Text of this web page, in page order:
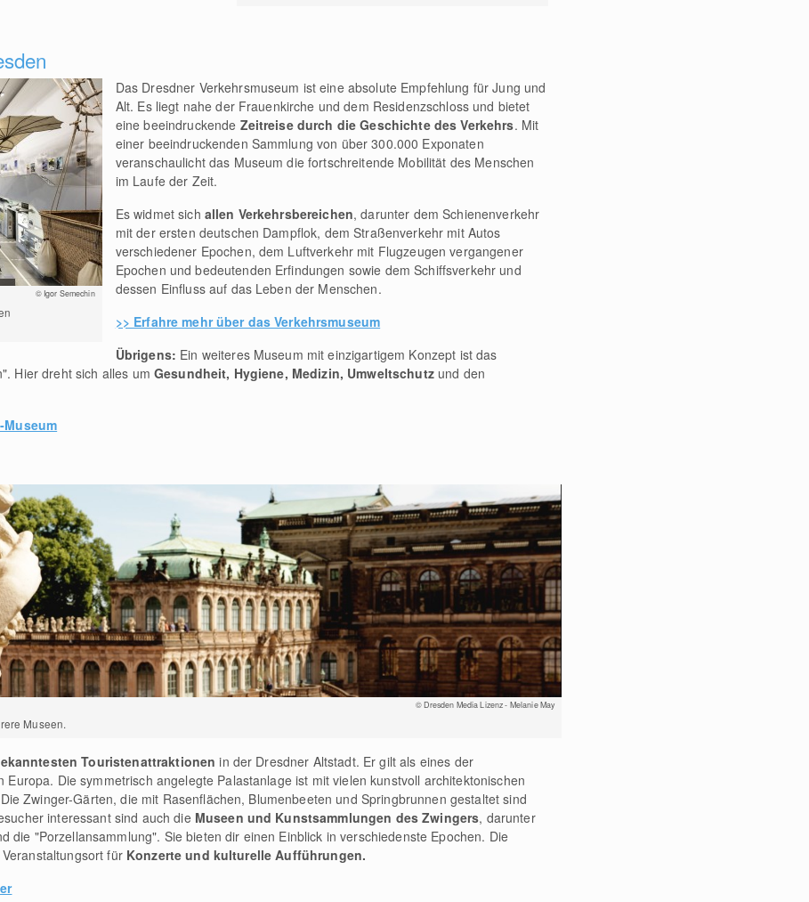
© Igor Semechin
Das Dresdner Verkehrsmuseum ist eine absolute Empfehlung für Jung und
Alt. Es liegt nahe der Frauenkirche und dem Residenzschloss und bietet
eine beeindruckende Zeitreise durch die Geschichte des Verkehrs. Mit
einer beeindruckenden Sammlung von über 300.000 Exponaten
veranschaulicht das Museum die fortschreitende Mobilität des Menschen
im Laufe der Zeit.
Es widmet sich allen Verkehrsbereichen, darunter dem Schienenverkehr
mit der ersten deutschen Dampflok, dem Straßenverkehr mit Autos
verschiedener Epochen, dem Luftverkehr mit Flugzeugen vergangener
Epochen und bedeutenden Erfindungen sowie dem Schiffsverkehr und
dessen Einfluss auf das Leben der Menschen.
>> Erfahre mehr über das Verkehrsmuseum
Übrigens: Ein weiteres Museum mit einzigartigem Konzept ist das
Hier dreht sich alles um Gesundheit, Hygiene, Medizin, Umweltschutzund den
Museum
© Dresden Media Lizenz - Melanie May
Museen.
Touristenattraktionen in der Dresdner Altstadt. Er gilt als eines der
Die symmetrisch angelegte Palastanlage ist mit vielen kunstvoll architektonischen
Zwinger-Gärten, die mit Rasenflächen, Blumenbeeten und Springbrunnen gestaltet sind
interessant sind auch dieMuseen und Kunstsammlungen des Zwingers, darunter
die "Porzellansammlung". Sie bieten dir einen Einblick in verschiedenste Epochen. Die
für Konzerte und kulturelle Aufführungen.